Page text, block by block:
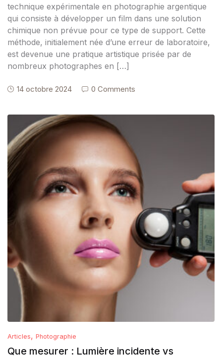
technique expérimentale en photographie argentique
qui consiste à développer un film dans une solution
chimique non prévue pour ce type de support. Cette
méthode, initialement née d’une erreur de laboratoire,
est devenue une pratique artistique prisée par de
nombreux photographes en […]
14 octobre 2024 0 Comments
Articles, Photographie
Que mesurer : Lumière incidente vs